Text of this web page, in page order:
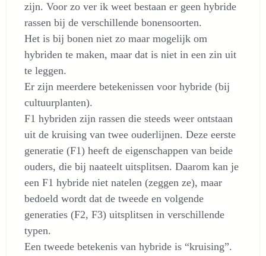
zijn. Voor zo ver ik weet bestaan er geen hybride
rassen bij de verschillende bonensoorten.
Het is bij bonen niet zo maar mogelijk om
hybriden te maken, maar dat is niet in een zin uit
te leggen.
Er zijn meerdere betekenissen voor hybride (bij
cultuurplanten).
F1 hybriden zijn rassen die steeds weer ontstaan
uit de kruising van twee ouderlijnen. Deze eerste
generatie (F1) heeft de eigenschappen van beide
ouders, die bij naateelt uitsplitsen. Daarom kan je
een F1 hybride niet natelen (zeggen ze), maar
bedoeld wordt dat de tweede en volgende
generaties (F2, F3) uitsplitsen in verschillende
typen.
Een tweede betekenis van hybride is “kruising”.